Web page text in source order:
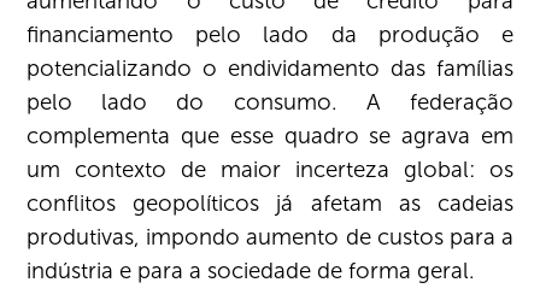
financiamento pelo lado da produção e
potencializando o endividamento das famílias
pelo lado do consumo. A federação
complementa que esse quadro se agrava em
um contexto de maior incerteza global: os
conflitos geopolíticos já afetam as cadeias
produtivas, impondo aumento de custos para a
indústria e para a sociedade de forma geral.